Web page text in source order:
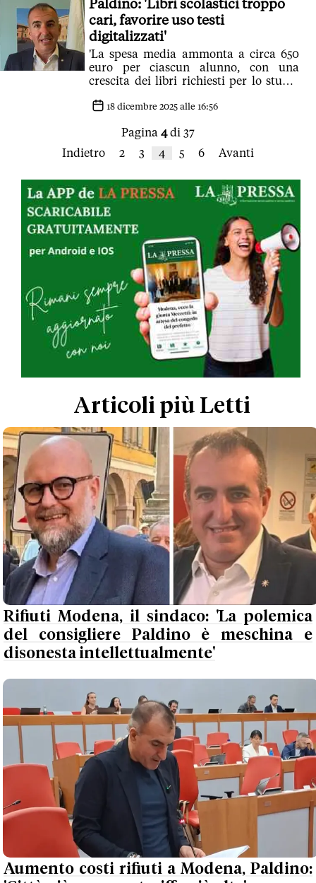
Paldino: 'Libri scolastici troppo
cari, favorire uso testi
digitalizzati'
'La spesa media ammonta a circa 650
euro per ciascun alunno, con una
crescita dei libri richiesti per lo studio
18 dicembre 2025 alle 16:56
Pagina 4di 37
Indietro
2 3 4 5 6 Avanti
Articoli più Letti
Rifiuti Modena, il sindaco: 'La polemica
del consigliere Paldino è meschina e
disonesta intellettualmente'
Aumento costi rifiuti a Modena, Paldino: